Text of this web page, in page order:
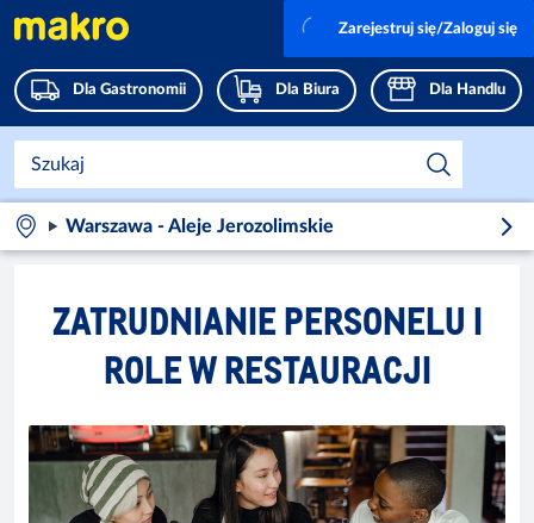
Dla Gastronomii Dla Biura Dla Handlu
Zarejestruj się/Zaloguj się
Warszawa - Aleje Jerozolimskie
ZATRUDNIANIE PERSONELU I
ROLE W RESTAURACJI